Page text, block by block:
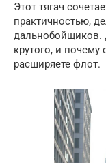
Этот тягач
практичностью,
дальнобойщиков.
крутого, и почему
расширяете флот.